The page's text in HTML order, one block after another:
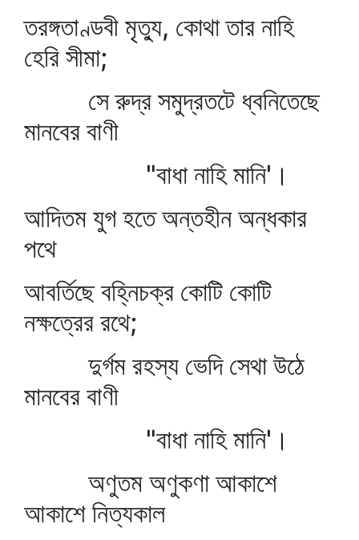
তরঙ্গতাণ্ডবী মৃত্যু, কোথা তার নাহি
হেরি সীমা;
সে রুদ্র সমুদ্রতটে ধ্বনিতেছে
মানবের বাণী
"বাধা নাহি মানি'।
আদিতম যুগ হতে অন্তহীন অন্ধকার
পথে
আবর্তিছে বহ্নিচক্র কোটি কোটি
নক্ষত্রের রথে;
দুর্গম রহস্য ভেদি সেথা উঠে
মানবের বাণী
"বাধা নাহি মানি'।
অণুতম অণুকণা আকাশে
আকাশে নিত্যকাল